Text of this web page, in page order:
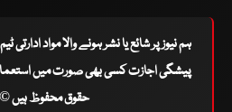
ہم نیوز پر شائع یا نشر ہونے والا مواد
پیشگی اجازت کسی بھی صورت میں
حقوق محفوظ ہیں © 2026